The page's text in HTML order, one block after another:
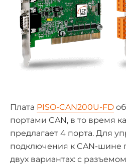
Плата PISO-CAN200U-FD
портами CAN, в то время
предлагает 4 порта. Для
подключения к CAN-шине
двух вариантах: с